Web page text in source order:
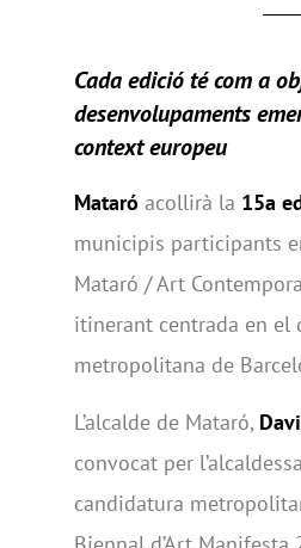
Cada edició té com a
desenvolupaments
context europeu
Mataró acollirà la 15a
municipis participants
Mataró / Art
itinerant centrada en el
metropolitana de
L’alcalde de Mataró,
convocat per
candidatura